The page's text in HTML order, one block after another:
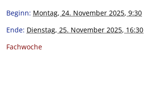
Beginn: Montag, 24. November 2025, 9:30
Ende: Dienstag, 25. November 2025, 16:30
Fachwoche